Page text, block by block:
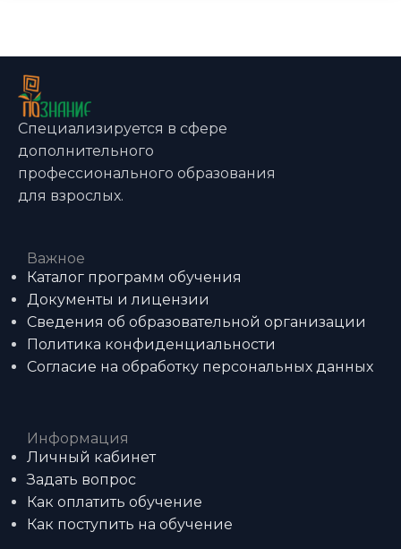
Специализируется в сфере
дополнительного
профессионального образования
для взрослых.
Важное
Каталог программ обучения
Документы и лицензии
Сведения об образовательной организации
Политика конфиденциальности
Согласие на обработку персональных данных
Информация
Личный кабинет
Задать вопрос
Как оплатить обучение
Как поступить на обучение